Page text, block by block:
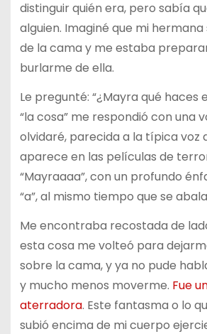
distinguir quién era, pero sabía
alguien. Imaginé que mi
de la cama y me estaba
burlarme de ella.
Le pregunté: “¿Mayra qué haces
“la cosa” me respondió con una
olvidaré, parecida a la típica voz
aparece en las películas de
“Mayraaaa”, con un profundo
“a”, al mismo tiempo que se
Me encontraba recostada de
esta cosa me volteó para
sobre la cama, y ya no pude
y mucho menos moverme. Fue
aterradora. Este fantasma o lo
subió encima de mi cuerpo